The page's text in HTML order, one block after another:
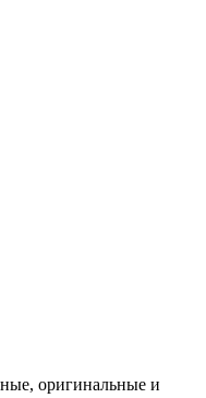
оригинальные и